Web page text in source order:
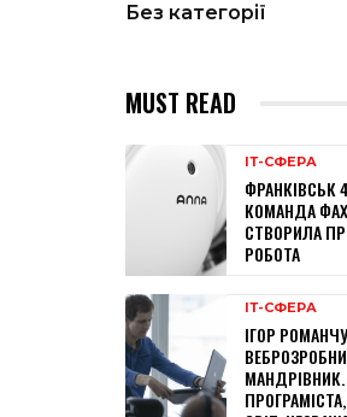
Без категорії
MUST READ
ІТ-СФЕРА
ФРАНКІВСЬК
КОМАНДА
СТВОРИЛА
РОБОТА
ІТ-СФЕРА
ІГОР
МАНДРІВНИК.